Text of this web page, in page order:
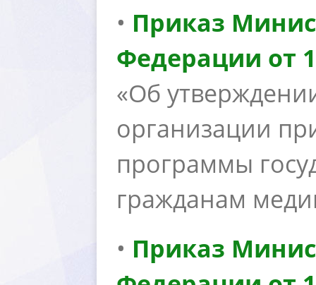
• Приказ
Федерации от
«Об
организации
программы
ражданам
• Приказ